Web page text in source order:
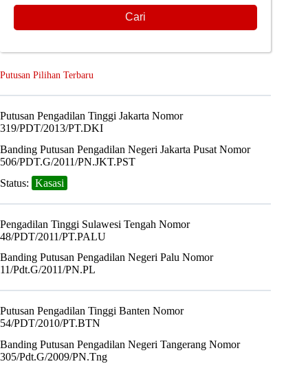
Putusan Pilihan Terbaru
Putusan Pengadilan Tinggi Jakarta Nomor
319/PDT/2013/PT.DKI
Banding Putusan Pengadilan Negeri Jakarta Pusat Nomor
506/PDT.G/2011/PN.JKT.PST
Status: Kasasi
Pengadilan Tinggi Sulawesi Tengah Nomor
48/PDT/2011/PT.PALU
Banding Putusan Pengadilan Negeri Palu Nomor
11/Pdt.G/2011/PN.PL
Putusan Pengadilan Tinggi Banten Nomor
54/PDT/2010/PT.BTN
Banding Putusan Pengadilan Negeri Tangerang Nomor
305/Pdt.G/2009/PN.Tng